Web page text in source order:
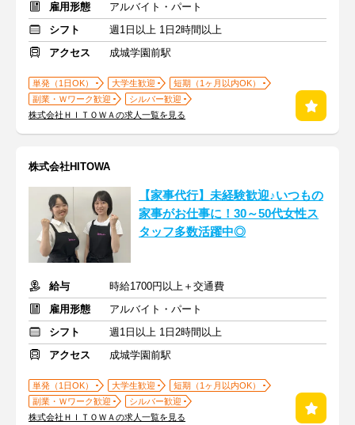
雇用形態
アルバイト・パート
シフト
週1日以上 1日2時間以上
アクセス
成城学園前駅
単発（1日OK） 大学生歓迎
短期（1ヶ月以内OK）
副業・Ｗワーク歓迎
シルバー歓迎
株式会社ＨＩＴＯＷＡの求人一覧を見る
株式会社HITOWA
【家事代行】未経験歓迎♪いつもの
家事がお仕事に！30～50代女性ス
タッフ多数活躍中◎
給与
時給1700円以上＋交通費
雇用形態
アルバイト・パート
シフト
週1日以上 1日2時間以上
アクセス
成城学園前駅
単発（1日OK） 大学生歓迎
短期（1ヶ月以内OK）
副業・Ｗワーク歓迎
シルバー歓迎
株式会社ＨＩＴＯＷＡの求人一覧を見る